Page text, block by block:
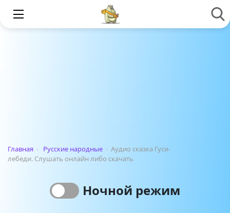
Главная › Русские народные › Аудио сказка Гуси-
лебеди. Слушать онлайн либо скачать
Ночной режим